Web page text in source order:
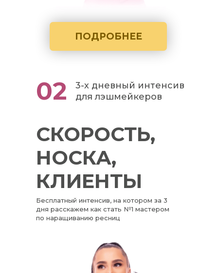
ПОДРОБНЕЕ
СКОРОСТЬ,
НОСКА,
КЛИЕНТЫ
3-х дневный интенсив
для лэшмейкеров
Бесплатный интенсив, на котором за 3
дня расскажем как стать №1 мастером
по наращиванию ресниц
02